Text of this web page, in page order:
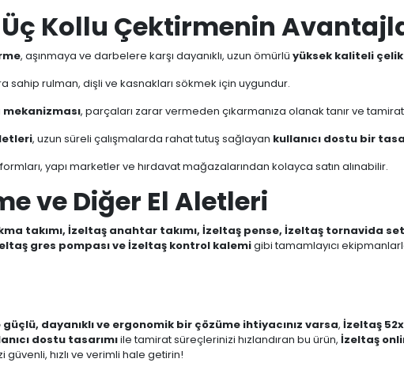
Kollu Çektirmenin
, aşınmaya ve darbelere karşı dayanıklı, uzun ömürlü yüksek kaliteli
sahip rulman, dişli ve kasnakları sökmek için uygundur.
, parçaları zarar vermeden çıkarmanıza olanak tanır ve
, uzun süreli çalışmalarda rahat tutuş sağlayan kullanıcı dostu bir
yapı marketler ve hırdavat mağazalarından kolayca satın alınabilir.
ve Diğer El Aletleri
takımı, İzeltaş anahtar takımı, İzeltaş pense, İzeltaş tornavida
gres pompası ve İzeltaş kontrol kalemigibi tamamlayıcı
dayanıklı ve ergonomik bir çözüme ihtiyacınız varsa, İzeltaş
dostu tasarımıile tamirat süreçlerinizi hızlandıran bu ürün, İzeltaş
güvenli, hızlı ve verimli hale getirin!